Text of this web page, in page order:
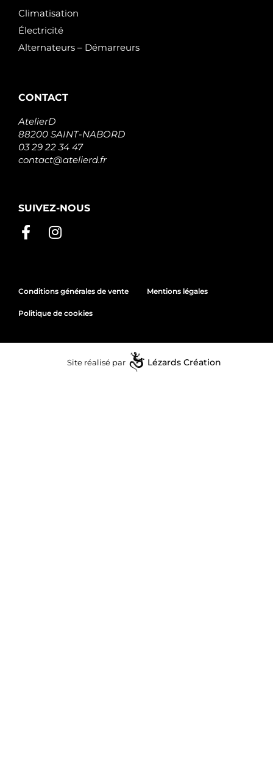
Climatisation
Électricité
Alternateurs – Démarreurs
CONTACT
AtelierD
88200 SAINT-NABORD
03 29 22 34 47
contact@atelierd.fr
SUIVEZ-NOUS
Conditions générales de vente Mentions légales
Politique de cookies
Site réalisé par Lézards Création